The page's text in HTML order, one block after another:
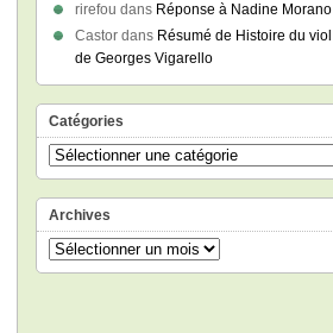
rirefou dans Réponse à Nadine Morano
Castor dans Résumé de Histoire du viol
de Georges Vigarello
Catégories
Catégories
Archives
Archives